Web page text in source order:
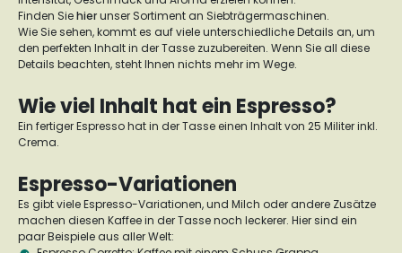
Finden Siehierunser Sortiment an Siebträgermaschinen.
Wie Sie sehen, kommt es auf viele unterschiedliche Details an, um
den perfekten Inhalt in der Tasse zuzubereiten. Wenn Sie all diese
Details beachten, steht Ihnen nichts mehr im Wege.
Wie viel Inhalt hat ein Espresso?
Ein fertiger Espresso hat in der Tasse einen Inhalt von 25 Militer inkl.
Crema.
Espresso-Variationen
Es gibt viele Espresso-Variationen, und Milch oder andere Zusätze
machen diesen Kaffee in der Tasse noch leckerer. Hier sind ein
paar Beispiele aus aller Welt: